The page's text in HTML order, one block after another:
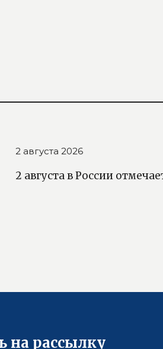
2 августа 2026
2 августа в России
на рассылку